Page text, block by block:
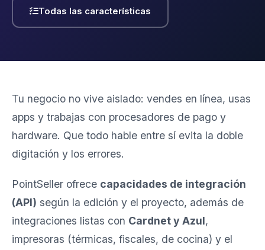
Todas las características
Tu negocio no vive aislado: vendes en línea, usas
apps y trabajas con procesadores de pago y
hardware. Que todo hable entre sí evita la doble
digitación y los errores.
PointSeller ofrece capacidades de integración
(API) según la edición y el proyecto, además de
integraciones listas con Cardnet y Azul,
impresoras (térmicas, fiscales, de cocina) y el